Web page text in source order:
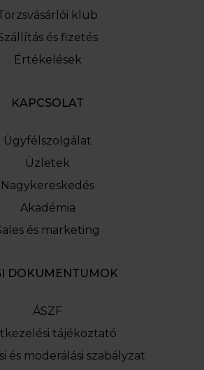
klub
és fizetés
Értékelések
KAPCSOLAT
Ügyfélszolgálat
Üzletek
Nagykereskedés
Akadémia
és marketing
DOKUMENTUMOK
ÁSZF
tájékoztató
és moderálási szabályzat